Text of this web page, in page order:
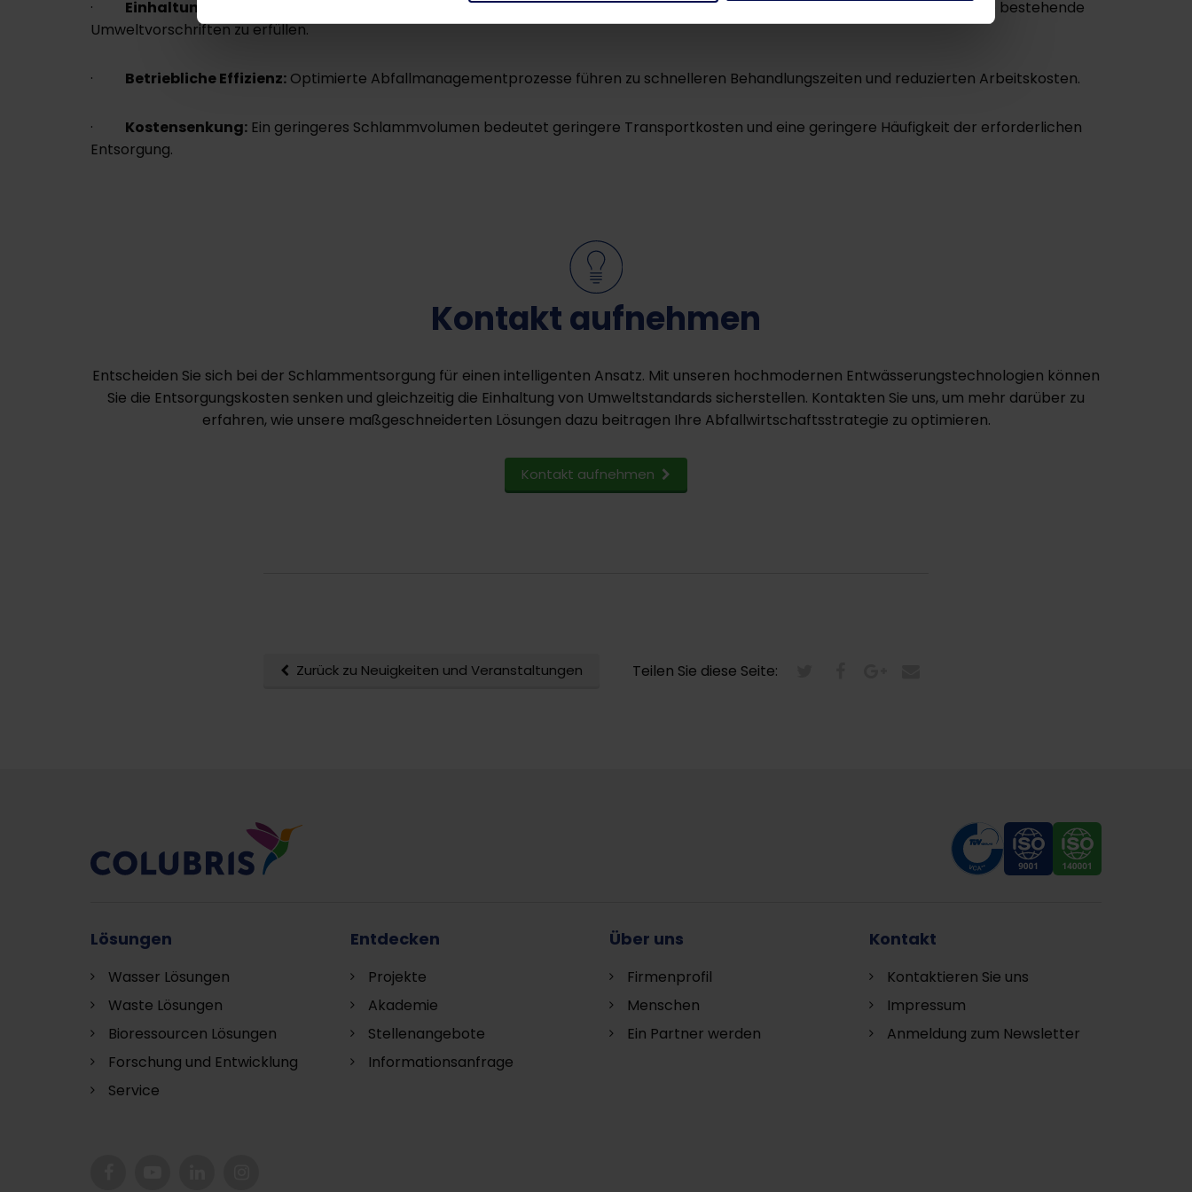
· Einhaltung von Umweltvorschriften:
Durch die effektive Reduzierung des Schlammvolumens helfen Ihnen unsere Systeme bestehende
Umweltvorschriften zu erfüllen.
· Betriebliche Effizienz: Optimierte Abfallmanagementprozesse führen zu schnelleren Behandlungszeiten und reduzierten Arbeitskosten.
· Kostensenkung: Ein geringeres Schlammvolumen bedeutet geringere Transportkosten und eine geringere Häufigkeit der erforderlichen
Entsorgung.
Kontakt aufnehmen
Entscheiden Sie sich bei der Schlammentsorgung für einen intelligenten Ansatz. Mit unseren hochmodernen Entwässerungstechnologien können
Sie die Entsorgungskosten senken und gleichzeitig die Einhaltung von Umweltstandards sicherstellen. Kontakten Sie uns, um mehr darüber zu
erfahren, wie unsere maßgeschneiderten Lösungen dazu beitragen Ihre Abfallwirtschaftsstrategie zu optimieren.
Kontakt aufnehmen
Zurück zu Neuigkeiten und Veranstaltungen Teilen Sie diese Seite:
Lösungen
Wasser Lösungen
Waste Lösungen
Bioressourcen Lösungen
Forschung und Entwicklung
Service
Entdecken
Projekte
Akademie
Stellenangebote
Informationsanfrage
Über uns
Firmenprofil
Menschen
Ein Partner werden
Kontakt
Kontaktieren Sie uns
Impressum
Anmeldung zum Newsletter